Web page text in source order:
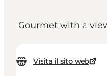
Gourmet with a
Visita il sito web